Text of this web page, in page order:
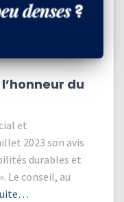
du
et
2023 son avis
durables et
Le conseil, au